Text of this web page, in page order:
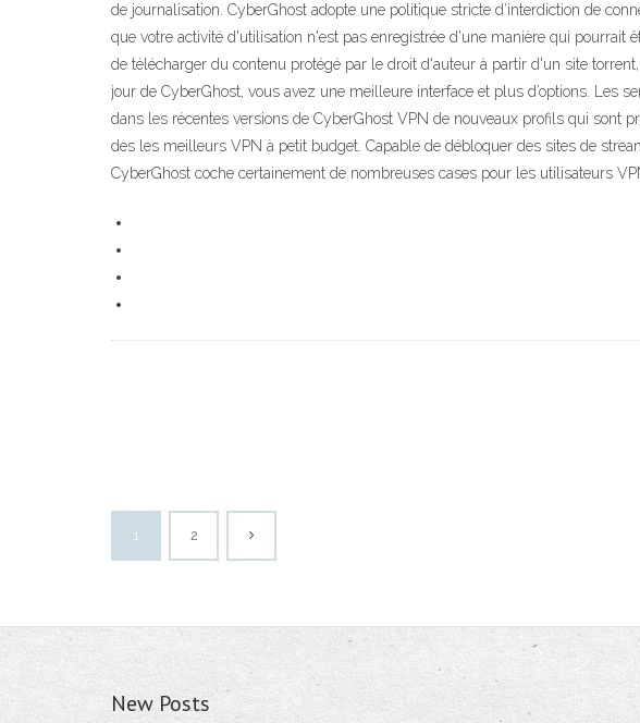
de journalisation. CyberGhost adopte une politique stricte d’interdiction de
que votre activité d'utilisation n'est pas enregistrée d'une manière qui pourrait
de télécharger du contenu protégé par le droit d'auteur à partir d'un site
jour de CyberGhost, vous avez une meilleure interface et plus d’options. Les
dans les récentes versions de CyberGhost VPN de nouveaux profils qui sont
des les meilleurs VPN à petit budget. Capable de débloquer des sites de
CyberGhost coche certainement de nombreuses cases pour les utilisateurs
1 2
New Posts